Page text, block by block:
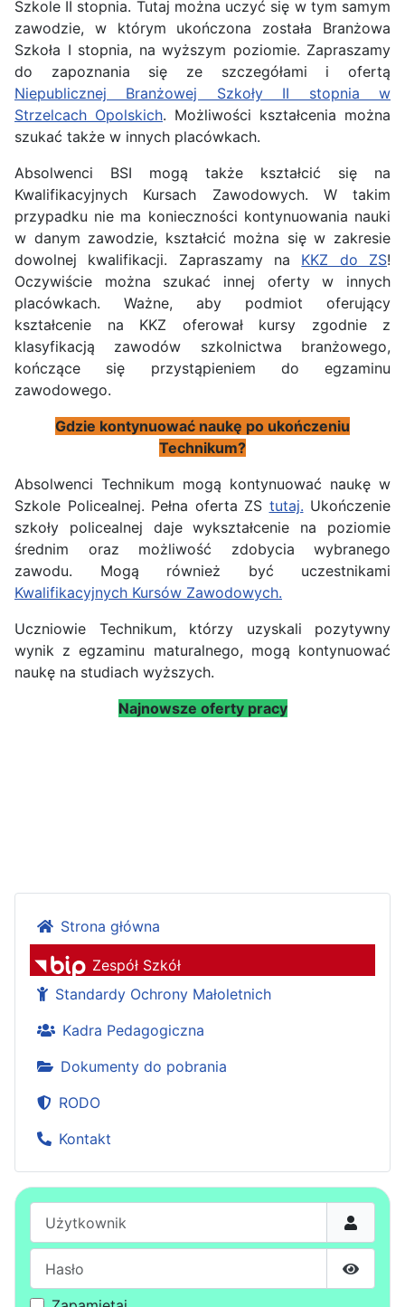
Szkole II stopnia. Tutaj można uczyć się w tym samym
zawodzie, w którym ukończona została Branżowa
Szkoła I stopnia, na wyższym poziomie. Zapraszamy
do zapoznania się ze szczegółami i ofertą
Niepublicznej Branżowej Szkoły II stopnia w
Strzelcach Opolskich. Możliwości kształcenia można
szukać także w innych placówkach.
Absolwenci BSI mogą także kształcić się na
Kwalifikacyjnych Kursach Zawodowych. W takim
przypadku nie ma konieczności kontynuowania nauki
w danym zawodzie, kształcić można się w zakresie
dowolnej kwalifikacji. Zapraszamy na KKZ do ZS!
Oczywiście można szukać innej oferty w innych
placówkach. Ważne, aby podmiot oferujący
kształcenie na KKZ oferował kursy zgodnie z
klasyfikacją zawodów szkolnictwa branżowego,
kończące się przystąpieniem do egzaminu
zawodowego.
Gdzie kontynuować naukę po ukończeniu
Technikum?
Absolwenci Technikum mogą kontynuować naukę w
Szkole Policealnej. Pełna oferta ZS tutaj. Ukończenie
szkoły policealnej daje wykształcenie na poziomie
średnim oraz możliwość zdobycia wybranego
zawodu. Mogą również być uczestnikami
Kwalifikacyjnych Kursów Zawodowych.
Uczniowie Technikum, którzy uzyskali pozytywny
wynik z egzaminu maturalnego, mogą kontynuować
naukę na studiach wyższych.
Najnowsze oferty pracy
Strona główna
Zespół Szkół
Standardy Ochrony Małoletnich
Kadra Pedagogiczna
Dokumenty do pobrania
RODO
Kontakt
Pokaż